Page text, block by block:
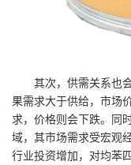
其次，供需关系也
果需求大于供给，市场
求，价格则会下跌。同
域，其市场需求受宏观
行业投资增加，对均苯